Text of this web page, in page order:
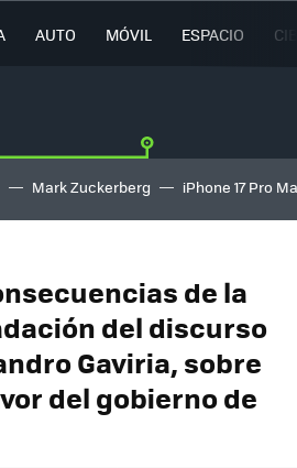
AUTO MÓVIL ESPACIO
Mark Zuckerberg iPhone 17 Pro
de la
del discurso
Gaviria, sobre
del gobierno de